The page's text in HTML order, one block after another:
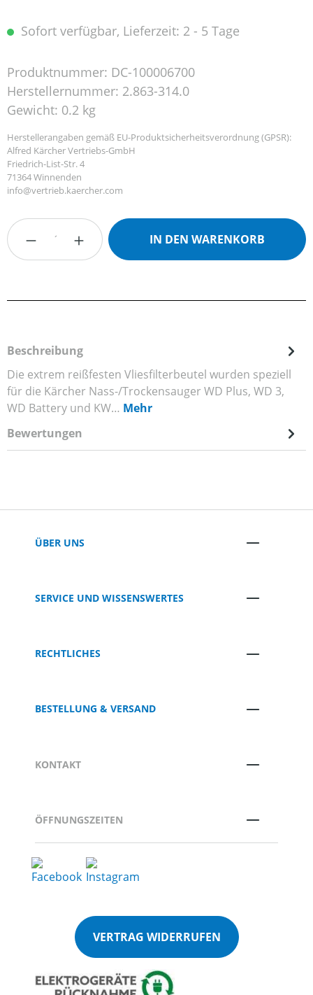
Sofort verfügbar, Lieferzeit: 2 - 5 Tage
Produktnummer: DC-100006700
Herstellernummer: 2.863-314.0
Gewicht: 0.2 kg
Herstellerangaben gemäß EU-Produktsicherheitsverordnung (GPSR):
Alfred Kärcher Vertriebs-GmbH
Friedrich-List-Str. 4
71364 Winnenden
info@vertrieb.kaercher.com
Produkt Anzahl: Gib den gewünschten
IN DEN WARENKORB
Beschreibung
Die extrem reißfesten Vliesfilterbeutel wurden speziell
für die Kärcher Nass-/Trockensauger WD Plus, WD 3,
WD Battery und KW… Mehr
Bewertungen
ÜBER UNS
SERVICE UND WISSENSWERTES
RECHTLICHES
BESTELLUNG & VERSAND
KONTAKT
ÖFFNUNGSZEITEN
VERTRAG WIDERRUFEN